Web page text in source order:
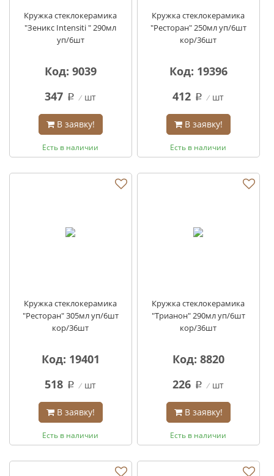
Кружка стеклокерамика
"Зеникс Intensiti " 290мл
уп/6шт
Код: 9039
347 q шт
В заявку!
Есть в наличии
Кружка стеклокерамика
"Ресторан" 250мл уп/6шт
кор/36шт
Код: 19396
412 q шт
В заявку!
Есть в наличии
Кружка стеклокерамика
"Ресторан" 305мл уп/6шт
кор/36шт
Код: 19401
518 q шт
В заявку!
Есть в наличии
Кружка стеклокерамика
"Трианон" 290мл уп/6шт
кор/36шт
Код: 8820
226 q шт
В заявку!
Есть в наличии